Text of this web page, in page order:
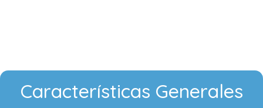
Características Generales